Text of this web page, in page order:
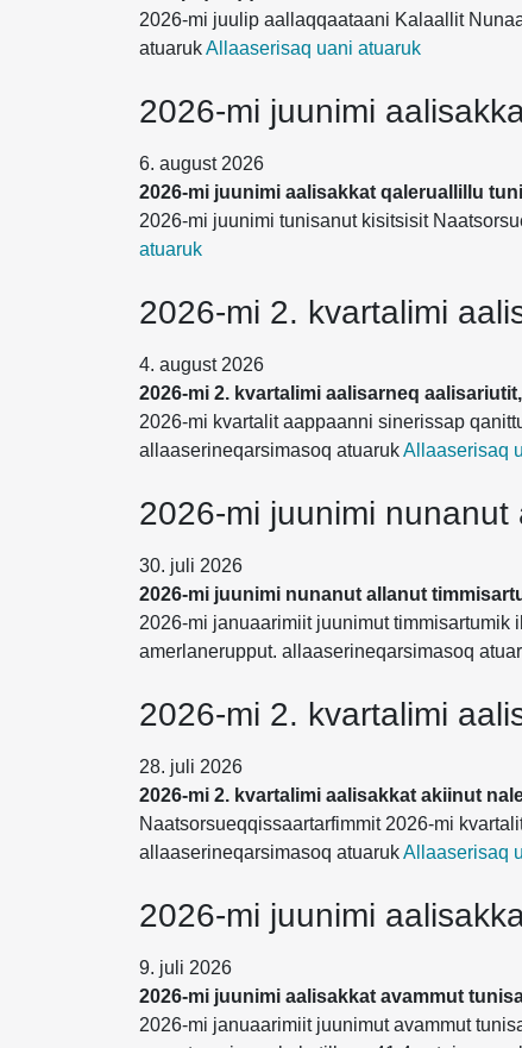
2026-mi juulip aallaqqaataani Kalaallit
atuarukAllaaserisaq uani atuaruk
2026-mi juunimi
6. august 2026
2026-mi juunimi aalisakkat qaleruallillu
2026-mi juunimi tunisanut kisitsisit
atuaruk
2026-mi 2. kvartalimi
4. august 2026
2026-mi 2. kvartalimi aalisarneq
2026-mi kvartalit aappaanni sinerissap
allaaserineqarsimasoq atuarukAllaaserisaq
2026-mi juunimi
30. juli 2026
2026-mi juunimi nunanut allanut
2026-mi januaarimiit juunimut
amerlanerupput. allaaserineqarsimasoq
2026-mi 2. kvartalimi
28. juli 2026
2026-mi 2. kvartalimi aalisakkat akiinut
Naatsorsueqqissaartarfimmit 2026-mi
allaaserineqarsimasoq atuarukAllaaserisaq
2026-mi juunimi
9. juli 2026
2026-mi juunimi aalisakkat avammut
2026-mi januaarimiit juunimut avammut